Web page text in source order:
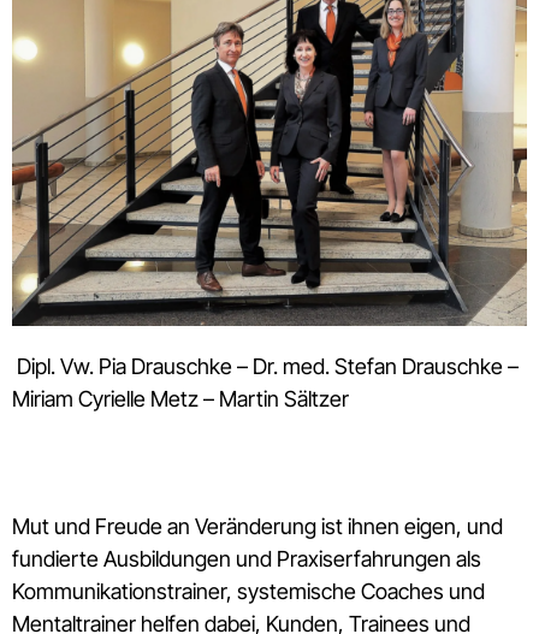
Dipl. Vw. Pia Drauschke – Dr. med. Stefan Drauschke –
Miriam Cyrielle Metz – Martin Sältzer
Mut und Freude an Veränderung ist ihnen eigen, und
fundierte Ausbildungen und Praxiserfahrungen als
Kommunikationstrainer, systemische Coaches und
Mentaltrainer helfen dabei, Kunden, Trainees und